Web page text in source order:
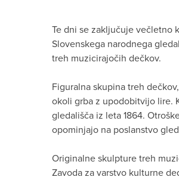
Te dni se zaključuje večletno
Slovenskega narodnega
treh muzicirajočih dečkov.
Figuralna skupina treh
okoli grba z upodobitvijo lire.
gledališča iz leta 1864.
opominjajo na poslanstvo
Originalne skulpture treh
Zavoda za varstvo kulturne